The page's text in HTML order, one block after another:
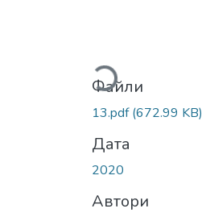
Вантажиться...
Файли
13.pdf(672.99 KB)
Дата
2020
Автори